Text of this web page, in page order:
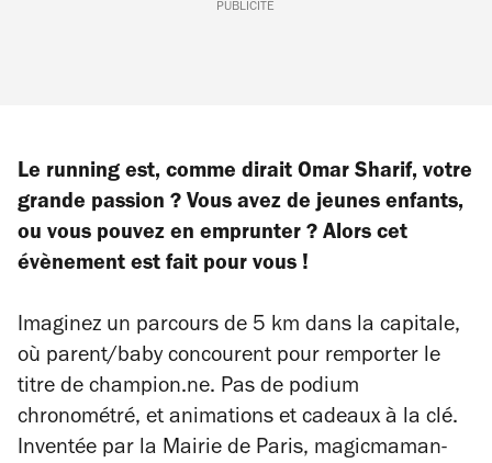
PUBLICITÉ
Le running est, comme dirait Omar Sharif, votre
grande passion ? Vous avez de jeunes enfants,
ou vous pouvez en emprunter ? Alors cet
évènement est fait pour vous !
Imaginez un parcours de 5 km dans la capitale,
où parent/baby concourent pour remporter le
titre de champion.ne. Pas de podium
chronométré, et animations et cadeaux à la clé.
Inventée par la Mairie de Paris, magicmaman-